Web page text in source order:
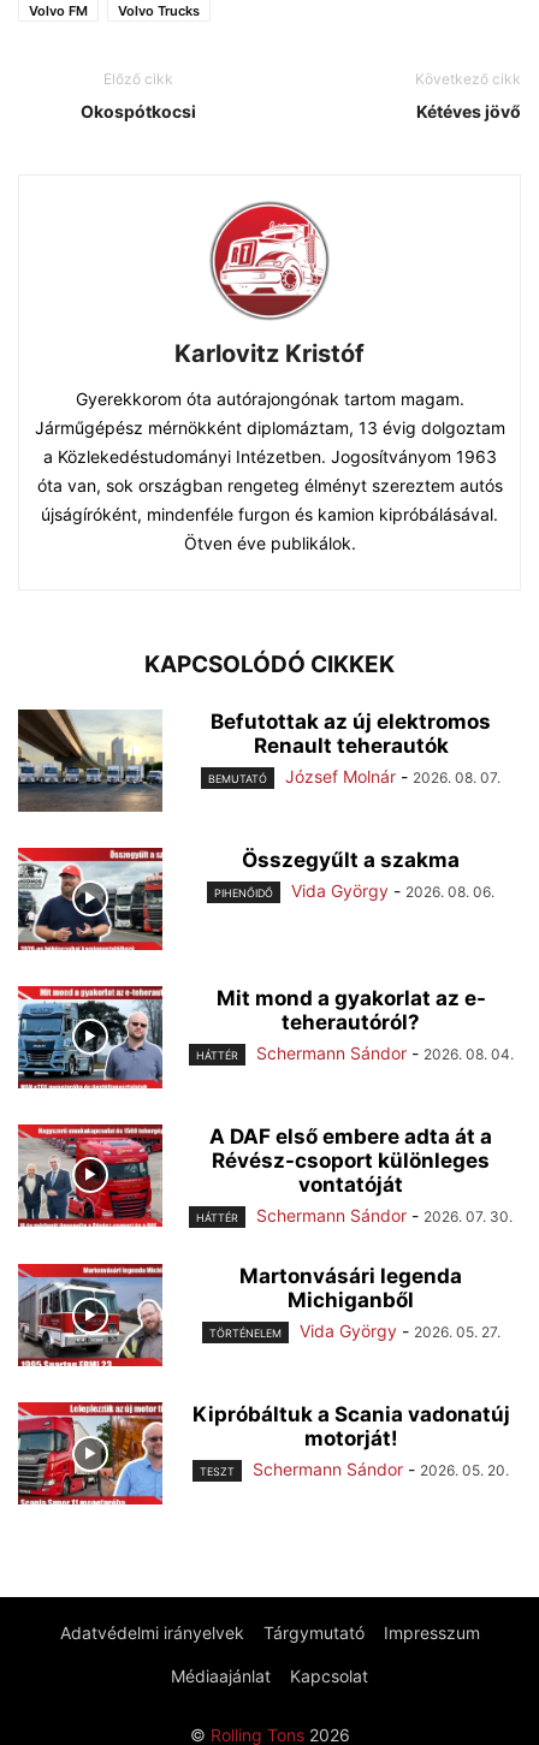
Volvo FM
Volvo Trucks
Előző cikk
Okospótkocsi
Következő cikk
Kétéves jövő
Karlovitz Kristóf
Gyerekkorom óta autórajongónak tartom magam.
Járműgépész mérnökként diplomáztam, 13 évig dolgoztam
a Közlekedéstudományi Intézetben. Jogosítványom 1963
óta van, sok országban rengeteg élményt szereztem autós
újságíróként, mindenféle furgon és kamion kipróbálásával.
Ötven éve publikálok.
KAPCSOLÓDÓ CIKKEK
Befutottak az új elektromos
Renault teherautók
BEMUTATÓ József Molnár - 2026. 08. 07.
Összegyűlt a szakma
PIHENŐIDŐ Vida György - 2026. 08. 06.
Mit mond a gyakorlat az e-
teherautóról?
HÁTTÉR Schermann Sándor - 2026. 08. 04.
A DAF első embere adta át a
Révész-csoport különleges
vontatóját
HÁTTÉR Schermann Sándor - 2026. 07. 30.
Martonvásári legenda
Michiganből
TÖRTÉNELEM Vida György - 2026. 05. 27.
Kipróbáltuk a Scania vadonatúj
motorját!
TESZT Schermann Sándor - 2026. 05. 20.
Adatvédelmi irányelvek Tárgymutató Impresszum
Médiaajánlat Kapcsolat
© Rolling Tons2026